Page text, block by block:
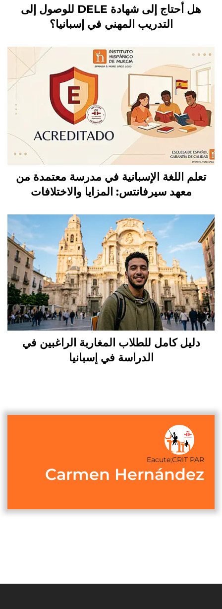
هل أحتاج إلى شهادة DELE للوصول إلى
التدريب المهني في إسبانيا؟
تعلم اللغة الإسبانية في مدرسة معتمدة من
معهد سيرفانتس: المزايا والاختلافات
دليل كامل للطلاب المغاربة الراغبين في
الدراسة في إسبانيا
Eacute;CRIT PAR
Carmen Hernández